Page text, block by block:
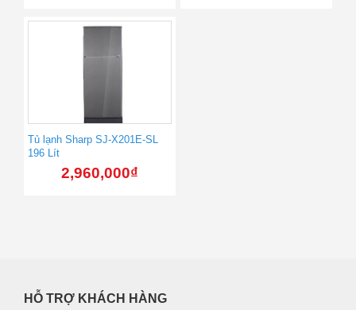
Tủ lạnh Sharp SJ-X201E-SL
196 Lít
2,960,000₫
HỖ TRỢ KHÁCH HÀNG